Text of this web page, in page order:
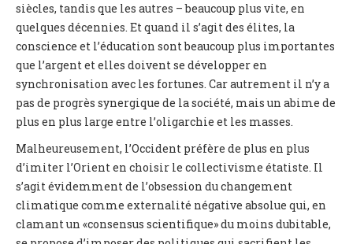
siècles, tandis que les autres – beaucoup plus vite, en
quelques décennies. Et quand il s’agit des élites, la
conscience et l’éducation sont beaucoup plus importantes
que l’argent et elles doivent se développer en
synchronisation avec les fortunes. Car autrement il n’y a
pas de progrès synergique de la société, mais un abime de
plus en plus large entre l’oligarchie et les masses.
Malheureusement, l’Occident préfère de plus en plus
d’imiter l’Orient en choisir le collectivisme étatiste. Il
s’agit évidemment de l’obsession du changement
climatique comme externalité négative absolue qui, en
clamant un «consensus scientifique» du moins dubitable,